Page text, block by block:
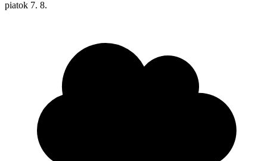
piatok 7. 8.